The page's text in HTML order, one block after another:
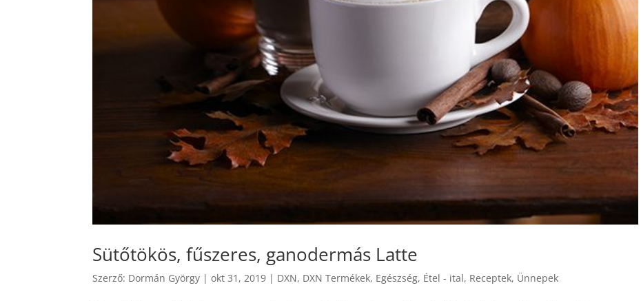
Sütőtökös, fűszeres, ganodermás Latte
Szerző: Dormán György |okt 31, 2019 | DXN, DXN Termékek, Egészség, Étel - ital, Receptek, Ünnepek